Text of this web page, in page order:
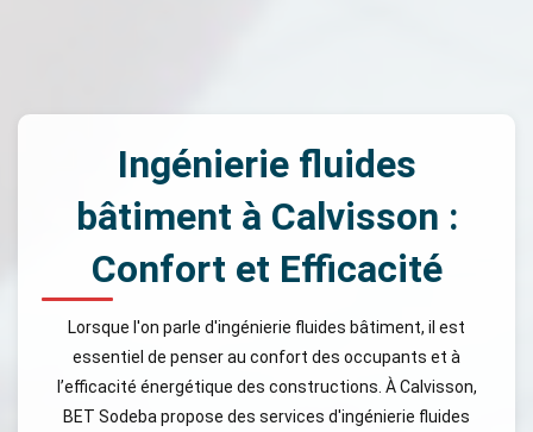
Ingénierie fluides
bâtiment à Calvisson :
Confort et Efficacité
Lorsque l'on parle d'ingénierie fluides bâtiment, il est
essentiel de penser au confort des occupants et à
l’efficacité énergétique des constructions. À Calvisson,
BET Sodeba propose des services d'ingénierie fluides